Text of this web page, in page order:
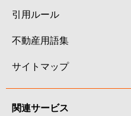
引用ルール
不動産用語集
サイトマップ
関連サービス